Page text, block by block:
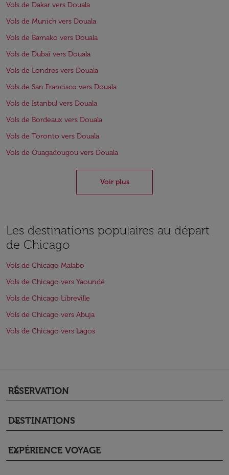
Vols de Dakar vers Douala
Vols de Munich vers Douala
Vols de Bamako vers Douala
Vols de Dubaï vers Douala
Vols de Londres vers Douala
Vols de San Francisco vers Douala
Vols de Istanbul vers Douala
Vols de Bordeaux vers Douala
Vols de Toronto vers Douala
Vols de Ouagadougou vers Douala
Voir plus
Les destinations populaires au départ
de Chicago
Vols de Chicago Malabo
Vols de Chicago vers Yaoundé
Vols de Chicago Libreville
Vols de Chicago vers Abuja
Vols de Chicago vers Lagos
RÉSERVATION
keyboard_arrow_down
DESTINATIONS
keyboard_arrow_down
EXPÉRIENCE VOYAGE
keyboard_arrow_down